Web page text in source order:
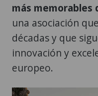
más memorables
una asociación
décadas y que
innovación y
europeo.